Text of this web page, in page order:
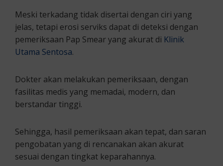
Meski terkadang tidak disertai dengan ciri yang
jelas, tetapi erosi serviks dapat di deteksi dengan
pemeriksaan Pap Smear yang akurat di Klinik
Utama Sentosa.
Dokter akan melakukan pemeriksaan, dengan
fasilitas medis yang memadai, modern, dan
berstandar tinggi.
Sehingga, hasil pemeriksaan akan tepat, dan saran
pengobatan yang di rencanakan akan akurat
sesuai dengan tingkat keparahannya.